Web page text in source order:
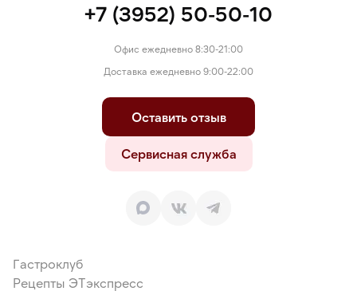
+7 (3952) 50-50-10
Офис ежедневно 8:30-21:00
Доставка ежедневно 9:00-22:00
Оставить отзыв
Сервисная служба
Гастроклуб
Рецепты ЭТэкспресс